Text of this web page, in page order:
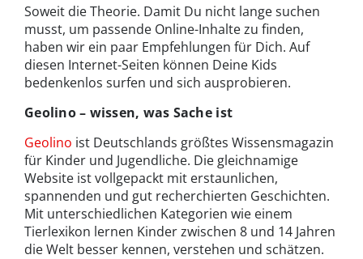
Soweit die Theorie. Damit Du nicht lange suchen
musst, um passende Online-Inhalte zu finden,
haben wir ein paar Empfehlungen für Dich. Auf
diesen Internet-Seiten können Deine Kids
bedenkenlos surfen und sich ausprobieren.
Geolino – wissen, was Sache ist
Geolino ist Deutschlands größtes Wissensmagazin
für Kinder und Jugendliche. Die gleichnamige
Website ist vollgepackt mit erstaunlichen,
spannenden und gut recherchierten Geschichten.
Mit unterschiedlichen Kategorien wie einem
Tierlexikon lernen Kinder zwischen 8 und 14 Jahren
die Welt besser kennen, verstehen und schätzen.